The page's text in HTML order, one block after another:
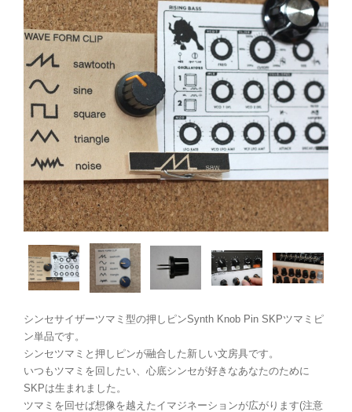
シンセサイザーツマミ型の押しピンSynth Knob Pin SKPツマミピ
ン単品です。
シンセツマミと押しピンが融合した新しい文房具です。
いつもツマミを回したい、心底シンセが好きなあなたのために
SKPは生まれました。
ツマミを回せば想像を越えたイマジネーションが広がります(注意